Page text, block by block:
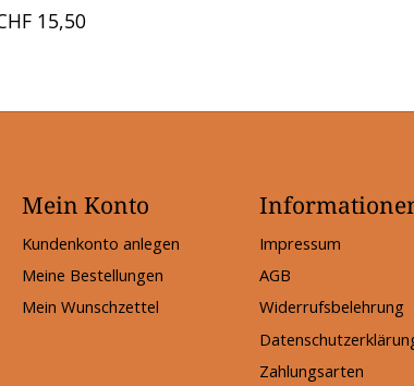
15,50
Mein Konto
Kundenkonto anlegen
Meine Bestellungen
Mein Wunschzettel
Impressum
AGB
Widerrufsbelehrung
Zahlungsarten